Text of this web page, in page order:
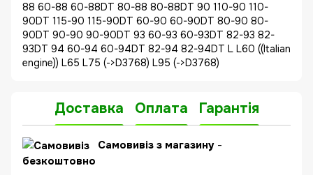
88 60-88 60-88DT 80-88 80-88DT 90 110-90 110-
90DT 115-90 115-90DT 60-90 60-90DT 80-90 80-
90DT 90-90 90-90DT 93 60-93 60-93DT 82-93 82-
93DT 94 60-94 60-94DT 82-94 82-94DT L L60 ((Italian
engine)) L65 L75 (->D3768) L95 (->D3768)
Доставка Оплата Гарантія
Самовивіз з магазину -
безкоштовно